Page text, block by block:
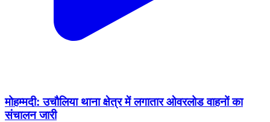
मोहम्मदी: उचौलिया थाना क्षेत्र में लगातार ओवरलोड वाहनों का
संचालन जारी